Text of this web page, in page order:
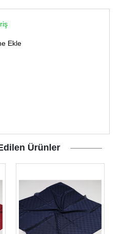
Ekle
Ürünler